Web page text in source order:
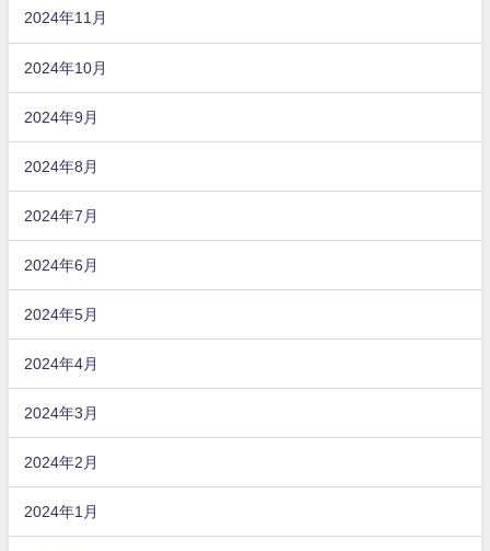
2024年11月
2024年10月
2024年9月
2024年8月
2024年7月
2024年6月
2024年5月
2024年4月
2024年3月
2024年2月
2024年1月